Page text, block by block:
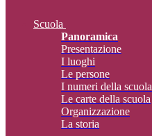
Scuola
Panoramica
Presentazione
I luoghi
Le persone
I numeri della scuola
Le carte della scuola
Organizzazione
La storia